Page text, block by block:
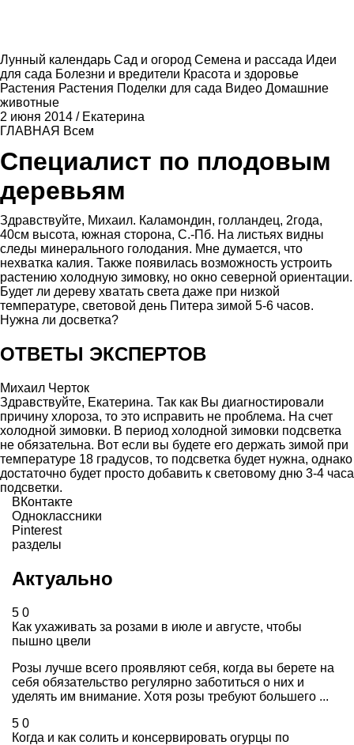
Лунный календарь Сад и огород Семена и рассада Идеи
для сада Болезни и вредители Красота и здоровье
Растения Растения Поделки для сада Видео Домашние
животные
2 июня 2014 / Екатерина
ГЛАВНАЯ Всем
Специалист по плодовым
деревьям
Здравствуйте, Михаил. Каламондин, голландец, 2года,
40см высота, южная сторона, С.-Пб. На листьях видны
следы минерального голодания. Мне думается, что
нехватка калия. Также появилась возможность устроить
растению холодную зимовку, но окно северной ориентации.
Будет ли дереву хватать света даже при низкой
температуре, световой день Питера зимой 5-6 часов.
Нужна ли досветка?
ОТВЕТЫ ЭКСПЕРТОВ
Михаил Черток
Здравствуйте, Екатерина. Так как Вы диагностировали
причину хлороза, то это исправить не проблема. На счет
холодной зимовки. В период холодной зимовки подсветка
не обязательна. Вот если вы будете его держать зимой при
температуре 18 градусов, то подсветка будет нужна, однако
достаточно будет просто добавить к световому дню 3-4 часа
подсветки.
ВКонтакте
Одноклассники
Pinterest
разделы
Актуально
5 0
Как ухаживать за розами в июле и августе, чтобы
пышно цвели
Розы лучше всего проявляют себя, когда вы берете на
себя обязательство регулярно заботиться о них и
уделять им внимание. Хотя розы требуют большего ...
5 0
Когда и как солить и консервировать огурцы по